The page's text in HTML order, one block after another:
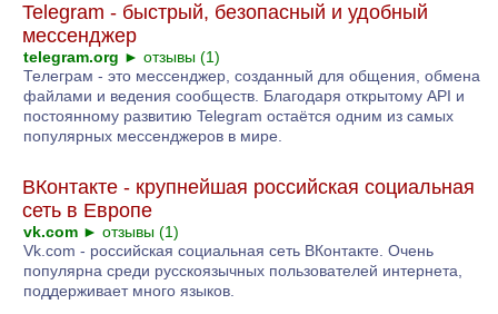
Telegram - быстрый, безопасный и удобный
мессенджер
telegram.org ► отзывы (1)
Телеграм - это мессенджер, созданный для общения, обмена
файлами и ведения сообществ. Благодаря открытому API и
постоянному развитию Telegram остаётся одним из самых
популярных мессенджеров в мире.
ВКонтакте - крупнейшая российская социальная
сеть в Европе
vk.com ► отзывы (1)
Vk.com - российская социальная сеть ВКонтакте. Очень
популярна среди русскоязычных пользователей интернета,
поддерживает много языков.